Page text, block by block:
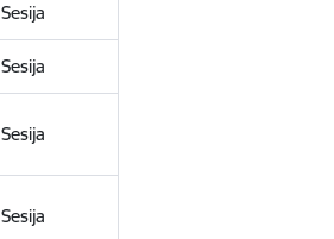
Sesija
Sesija
Sesija
Sesija